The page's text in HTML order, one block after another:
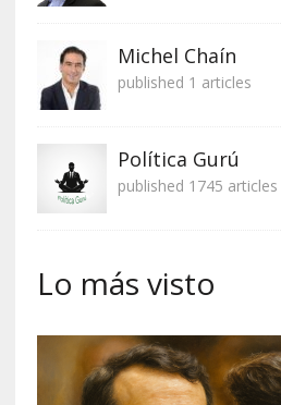
Michel Chaín
published 1 articles
Política Gurú
published 1745 articles
Lo más visto